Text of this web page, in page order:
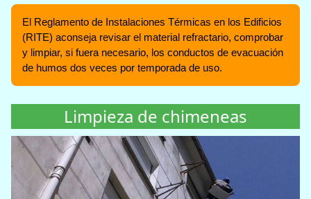
El Reglamento de Instalaciones Térmicas en los Edificios
(RITE) aconseja revisar el material refractario, comprobar
y limpiar, si fuera necesario, los conductos de evacuación
de humos dos veces por temporada de uso.
Limpieza de chimeneas